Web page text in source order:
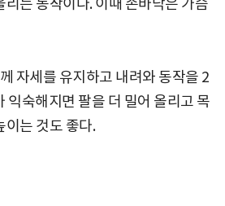
자세를 유지하고 내려와 동작을 2
익숙해지면 팔을 더 밀어 올리고 목
이는 것도 좋다.